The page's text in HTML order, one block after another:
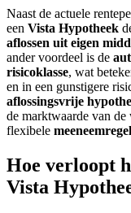
Naast de actuele
een Vista Hypotheek
aflossen uit eigen
ander voordeel is de
risicoklasse, wat
en in een gunstigere
aflossingsvrije
de marktwaarde van
flexibele
Hoe verloopt
Vista